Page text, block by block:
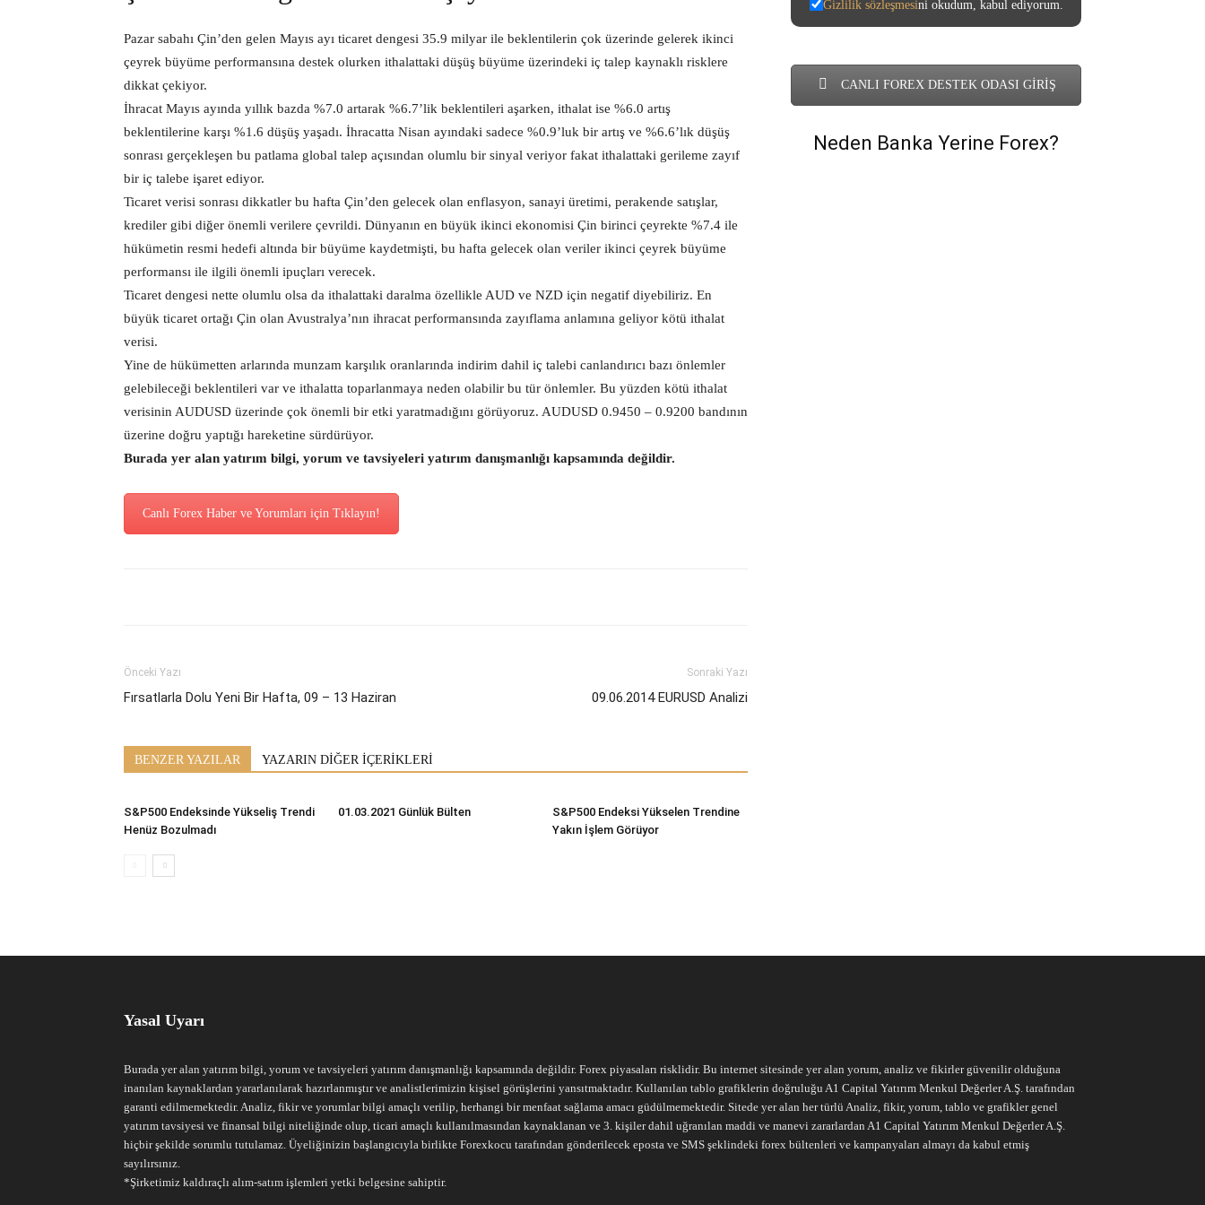
Pazar sabahı Çin’den gelen Mayıs ayı ticaret dengesi 35.9 milyar ile beklentilerin çok üzerinde gelerek ikinci
çeyrek büyüme performansına destek olurken ithalattaki düşüş büyüme üzerindeki iç talep kaynaklı risklere
dikkat çekiyor.
İhracat Mayıs ayında yıllık bazda %7.0 artarak %6.7’lik beklentileri aşarken, ithalat ise %6.0 artış
beklentilerine karşı %1.6 düşüş yaşadı. İhracatta Nisan ayındaki sadece %0.9’luk bir artış ve %6.6’lık düşüş
sonrası gerçekleşen bu patlama global talep açısından olumlu bir sinyal veriyor fakat ithalattaki gerileme zayıf
bir iç talebe işaret ediyor.
Ticaret verisi sonrası dikkatler bu hafta Çin’den gelecek olan enflasyon, sanayi üretimi, perakende satışlar,
krediler gibi diğer önemli verilere çevrildi. Dünyanın en büyük ikinci ekonomisi Çin birinci çeyrekte %7.4 ile
hükümetin resmi hedefi altında bir büyüme kaydetmişti, bu hafta gelecek olan veriler ikinci çeyrek büyüme
performansı ile ilgili önemli ipuçları verecek.
Ticaret dengesi nette olumlu olsa da ithalattaki daralma özellikle AUD ve NZD için negatif diyebiliriz. En
büyük ticaret ortağı Çin olan Avustralya’nın ihracat performansında zayıflama anlamına geliyor kötü ithalat
verisi.
Yine de hükümetten arlarında munzam karşılık oranlarında indirim dahil iç talebi canlandırıcı bazı önlemler
gelebileceği beklentileri var ve ithalatta toparlanmaya neden olabilir bu tür önlemler. Bu yüzden kötü ithalat
verisinin AUDUSD üzerinde çok önemli bir etki yaratmadığını görüyoruz. AUDUSD 0.9450 – 0.9200 bandının
üzerine doğru yaptığı hareketine sürdürüyor.
Burada yer alan yatırım bilgi, yorum ve tavsiyeleri yatırım danışmanlığı kapsamında değildir.
Canlı Forex Haber ve Yorumları için Tıklayın!
Önceki Yazı
Fırsatlarla Dolu Yeni Bir Hafta, 09 – 13 Haziran
Sonraki Yazı
09.06.2014 EURUSD Analizi
BENZER YAZILAR YAZARIN DİĞER İÇERİKLERİ
S&P500 Endeksinde Yükseliş Trendi
Henüz Bozulmadı
01.03.2021 Günlük Bülten
S&P500 Endeksi Yükselen Trendine
Yakın İşlem Görüyor
Gizlilik sözleşmesini okudum, kabul ediyorum.
CANLI FOREX DESTEK ODASI GİRİŞ
Neden Banka Yerine Forex?
Yasal Uyarı
Burada yer alan yatırım bilgi, yorum ve tavsiyeleri yatırım danışmanlığı kapsamında değildir. Forex piyasaları risklidir. Bu internet sitesinde yer alan yorum, analiz ve fikirler güvenilir olduğuna
inanılan kaynaklardan yararlanılarak hazırlanmıştır ve analistlerimizin kişisel görüşlerini yansıtmaktadır. Kullanılan tablo grafiklerin doğruluğu A1 Capital Yatırım Menkul Değerler A.Ş. tarafından
garanti edilmemektedir. Analiz, fikir ve yorumlar bilgi amaçlı verilip, herhangi bir menfaat sağlama amacı güdülmemektedir. Sitede yer alan her türlü Analiz, fikir, yorum, tablo ve grafikler genel
yatırım tavsiyesi ve finansal bilgi niteliğinde olup, ticari amaçlı kullanılmasından kaynaklanan ve 3. kişiler dahil uğranılan maddi ve manevi zararlardan A1 Capital Yatırım Menkul Değerler A.Ş.
hiçbir şekilde sorumlu tutulamaz. Üyeliğinizin başlangıcıyla birlikte Forexkocu tarafından gönderilecek eposta ve SMS şeklindeki forex bültenleri ve kampanyaları almayı da kabul etmiş
sayılırsınız.
*Şirketimiz kaldıraçlı alım-satım işlemleri yetki belgesine sahiptir.